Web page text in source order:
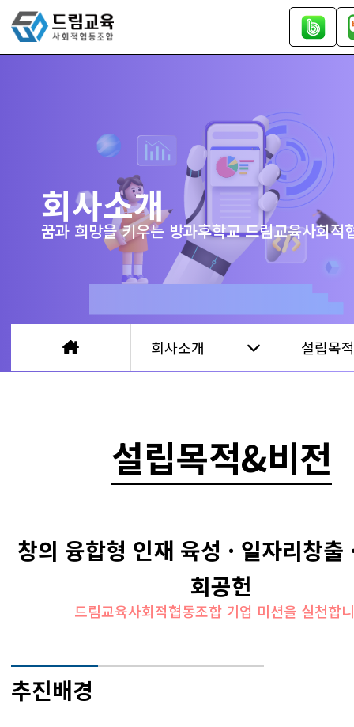
회사소개
꿈과 희망을 키우는 방과후학교 드림교육사회적
회사소개 설립목
설립목적&비전
창의 융합형 인재 육성 · 일자리창출
회공헌
드림교육사회적협동조합 기업 미션을 실천합
추진배경